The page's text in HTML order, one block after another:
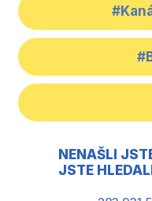
NENAŠLI
JSTE